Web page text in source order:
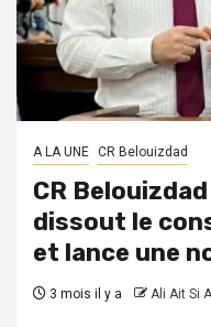
A LA UNE CR Belouizdad
CR
dissout le
et lance une
3 mois il y a Ali Ait Si